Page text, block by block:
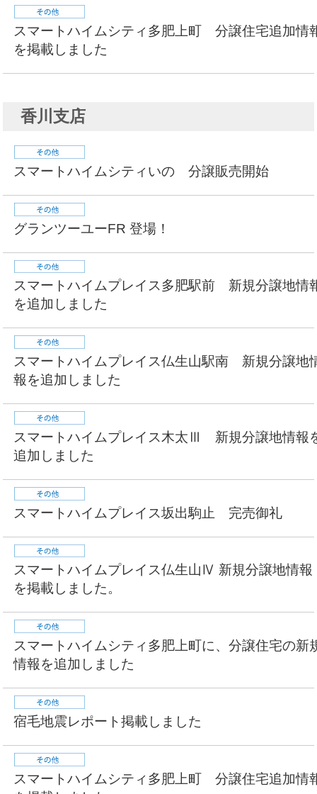
スマートハイムシティ多肥上町 分譲住宅追加情
を掲載しました
香川支店
スマートハイムシティいの 分譲販売開始
グランツーユーFR 登場！
スマートハイムプレイス多肥駅前 新規分譲地情
を追加しました
スマートハイムプレイス仏生山駅南 新規分譲地
報を追加しました
スマートハイムプレイス木太Ⅲ 新規分譲地情報
追加しました
スマートハイムプレイス坂出駒止 完売御礼
スマートハイムプレイス仏生山Ⅳ 新規分譲地情報
を掲載しました。
スマートハイムシティ多肥上町に、分譲住宅の新
情報を追加しました
宿毛地震レポート掲載しました
スマートハイムシティ多肥上町 分譲住宅追加情